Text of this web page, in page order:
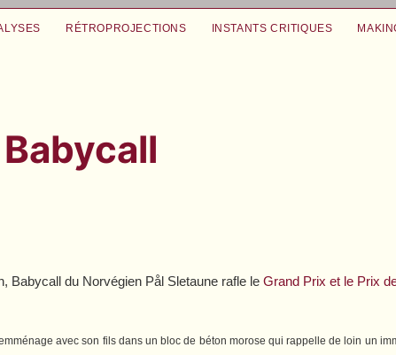
RÉTROPROJECTIONS INSTANTS CRITIQUES
Babycall du Norvégien Pål Sletaune rafle leGrand Prix et le Prix
avec son fils dans un bloc de béton morose qui rappelle de loin un